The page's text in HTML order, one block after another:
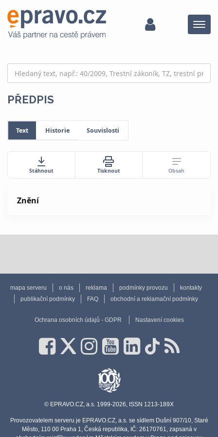
Menu
PŘEDPIS
Text Historie Souvislosti
Stáhnout Tisknout Obsah
Znění
mapa serveru o nás reklama podmínky provozu
kontakty
publikační podmínky
FAQ obchodní a reklamační podmínky
Ochrana osobních údajů - GDPR Nastavení cookies
© EPRAVO.CZ, a.s. 1999-2026, ISSN 1213-189X
Provozovatelem serveru je EPRAVO.CZ, a.s. se sídlem Dušní 907/10, Staré
Město, 110 00 Praha 1, Česká republika, IČ: 26170761, zapsaná v